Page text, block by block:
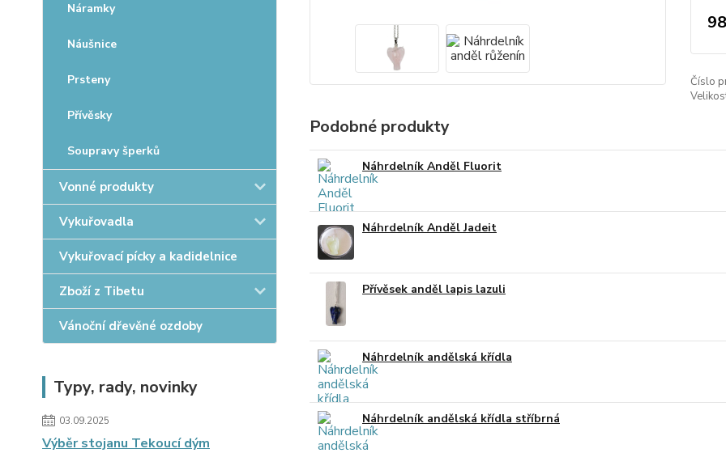
Náramky
Náušnice
Prsteny
Přívěsky
Soupravy šperků
Vonné produkty
Vykuřovadla
Vykuřovací pícky a kadidelnice
Zboží z Tibetu
Vánoční dřevěné ozdoby
Typy, rady, novinky
03.09.2025
Výběr stojanu Tekoucí dým
Číslo
Podobné produkty
Náhrdelník Anděl Fluorit
Náhrdelník Anděl Jadeit
Přívěsek anděl lapis lazuli
Náhrdelník andělská křídla
Náhrdelník andělská křídla stříbrná